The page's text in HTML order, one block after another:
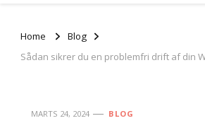
Home
Blog
Sådan sikrer du en problemfri drift af din
MARTS 24, 2024 BLOG